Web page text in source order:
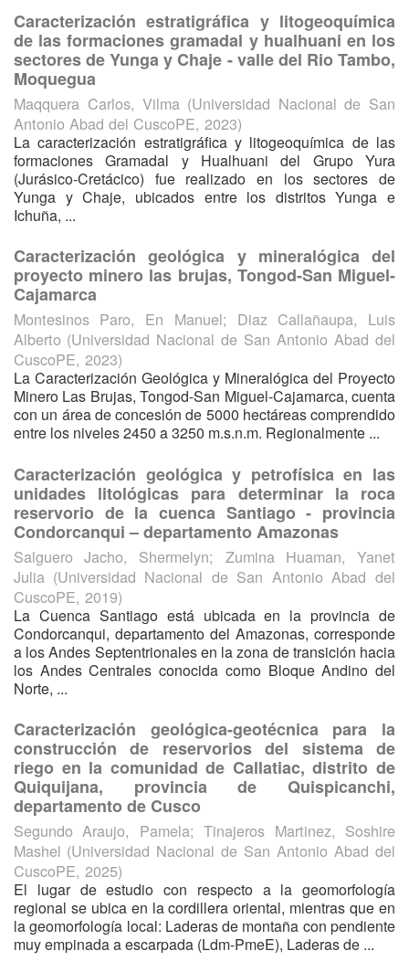
Caracterización estratigráfica y litogeoquímica
de las formaciones gramadal y hualhuani en los
sectores de Yunga y Chaje - valle del Rio Tambo,
Moquegua
Maqquera Carlos, Vilma (Universidad Nacional de San
Antonio Abad del CuscoPE, 2023)
La caracterización estratigráfica y litogeoquímica de las
formaciones Gramadal y Hualhuani del Grupo Yura
(Jurásico-Cretácico) fue realizado en los sectores de
Yunga y Chaje, ubicados entre los distritos Yunga e
Ichuña, ...
Caracterización geológica y mineralógica del
proyecto minero las brujas, Tongod-San Miguel-
Cajamarca
Montesinos Paro, En Manuel; Diaz Callañaupa, Luis
Alberto (Universidad Nacional de San Antonio Abad del
CuscoPE, 2023)
La Caracterización Geológica y Mineralógica del Proyecto
Minero Las Brujas, Tongod-San Miguel-Cajamarca, cuenta
con un área de concesión de 5000 hectáreas comprendido
entre los niveles 2450 a 3250 m.s.n.m. Regionalmente ...
Caracterización geológica y petrofísica en las
unidades litológicas para determinar la roca
reservorio de la cuenca Santiago - provincia
Condorcanqui – departamento Amazonas
Salguero Jacho, Shermelyn; Zumina Huaman, Yanet
Julia (Universidad Nacional de San Antonio Abad del
CuscoPE, 2019)
La Cuenca Santiago está ubicada en la provincia de
Condorcanqui, departamento del Amazonas, corresponde
a los Andes Septentrionales en la zona de transición hacia
los Andes Centrales conocida como Bloque Andino del
Norte, ...
Caracterización geológica-geotécnica para la
construcción de reservorios del sistema de
riego en la comunidad de Callatiac, distrito de
Quiquijana, provincia de Quispicanchi,
departamento de Cusco
Segundo Araujo, Pamela;Tinajeros Martinez, Soshire
Mashel (Universidad Nacional de San Antonio Abad del
CuscoPE, 2025)
El lugar de estudio con respecto a la geomorfología
regional se ubica en la cordillera oriental, mientras que en
la geomorfología local: Laderas de montaña con pendiente
muy empinada a escarpada (Ldm-PmeE), Laderas de ...